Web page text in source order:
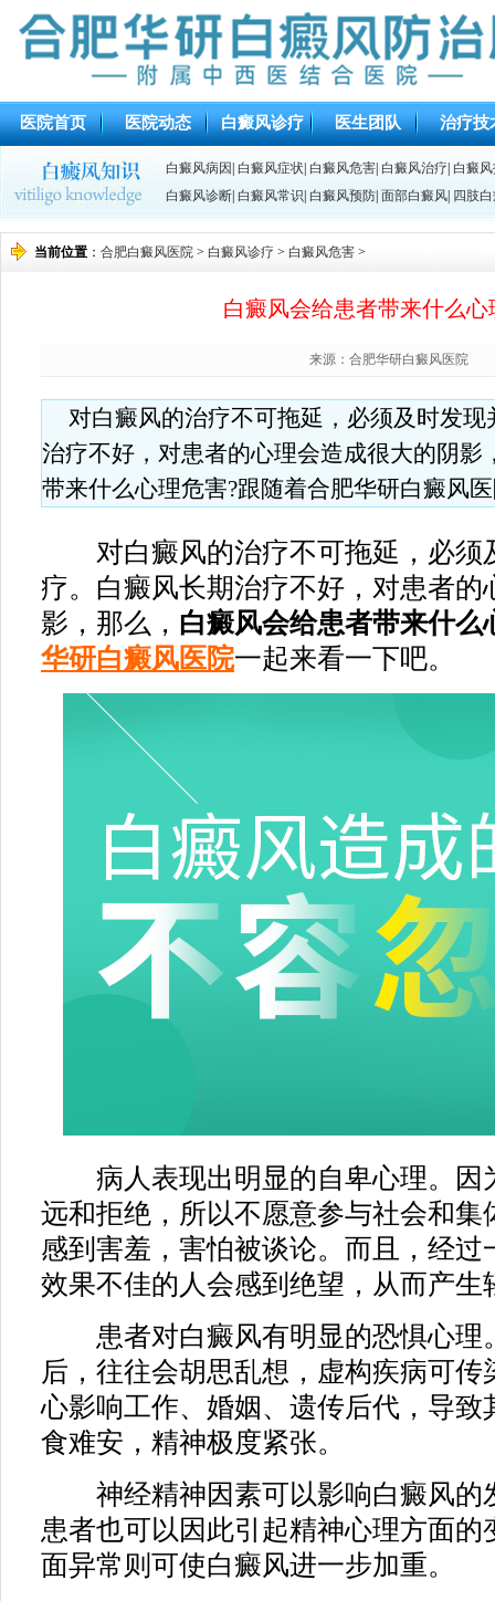
医院首页 医院动态 白癜风诊疗 医生团队 治疗技
白癜风病因 白癜风症状 白癜风危害 白癜风治疗 白癜
白癜风诊断 白癜风常识 白癜风预防 面部白癜风 四肢
当前位置 ： 合肥白癜风医院 > 白癜风诊疗 > 白癜风危害 >
白癜风会给患者带来什么心
来源：合肥华研白癜风医院
对白癜风的治疗不可拖延，必须及时发
治疗不好，对患者的心理会造成很大的阴影
带来什么心理危害?跟随着合肥华研白癜风
对白癜风的治疗不可拖延，必须
疗。白癜风长期治疗不好，对患者的
影，那么， 白癜风会给患者带来什么
华研白癜风医院一起来看一下吧。
病人表现出明显的自卑心理。因
远和拒绝，所以不愿意参与社会和集
感到害羞，害怕被谈论。而且，经过
效果不佳的人会感到绝望，从而产生
患者对白癜风有明显的恐惧心理
后，往往会胡思乱想，虚构疾病可
心影响工作、婚姻、遗传后代，导致
食难安，精神极度紧张。
神经精神因素可以影响白癜风的
患者也可以因此引起精神心理方面的
面异常则可使白癜风进一步加重。